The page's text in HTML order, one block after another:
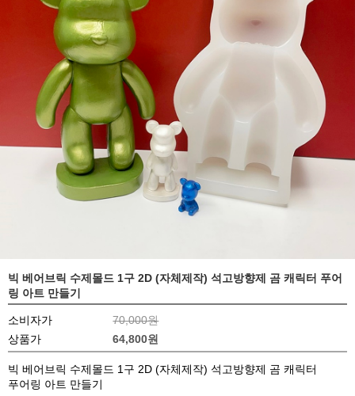
빅 베어브릭 수제몰드 1구 2D (자체제작) 석고방향제 곰 캐릭터 푸어
링 아트 만들기
소비자가
70,000원
상품가
64,800원
빅 베어브릭 수제몰드 1구 2D (자체제작) 석고방향제 곰 캐릭터
푸어링 아트 만들기